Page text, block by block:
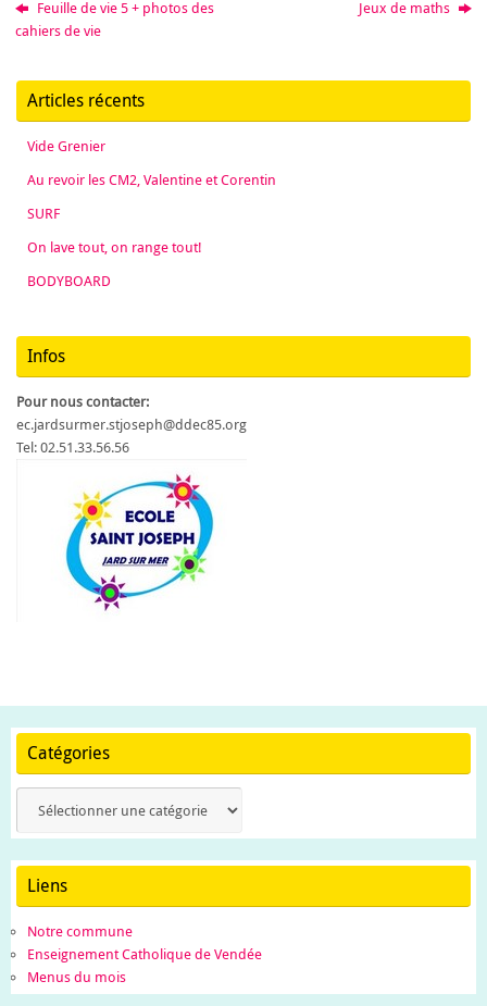
Feuille de vie 5 + photos des
cahiers de vie
Jeux de maths
Articles récents
Vide Grenier
Au revoir les CM2, Valentine et Corentin
SURF
On lave tout, on range tout!
BODYBOARD
Infos
Pour nous contacter:
ec.jardsurmer.stjoseph@ddec85.org
Tel: 02.51.33.56.56
Catégories
Liens
Notre commune
Enseignement Catholique de Vendée
Menus du mois